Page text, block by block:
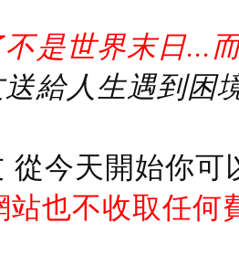
是世界末日...
給人生遇到困
從今天開始你
站也不收取任何